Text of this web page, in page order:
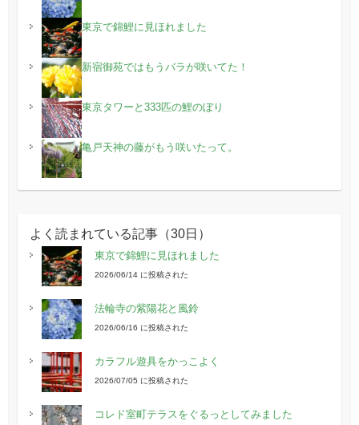
東京で錦鯉に見ほれました
新宿御苑ではもうバラが咲いてた！
東京タワーと333匹の鯉のぼり
亀戸天神の藤がもう咲いたって。
よく読まれている記事（30日）
東京で錦鯉に見ほれました
2026/06/14 に投稿された
法輪寺の紫陽花と風鈴
2026/06/16 に投稿された
カラフル遊具をかっこよく
2026/07/05 に投稿された
コレド室町テラスをぐるっとしてみました